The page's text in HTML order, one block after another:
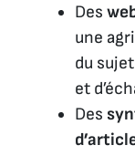
Des
une
du
et
Des